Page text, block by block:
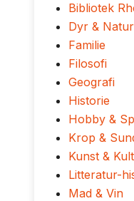
Bibliotek
Dyr & Natur
Familie
Filosofi
Geografi
Historie
Hobby &
Krop &
Kunst &
Litteratur-
Mad & Vin